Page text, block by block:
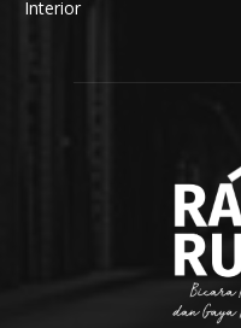
Interior